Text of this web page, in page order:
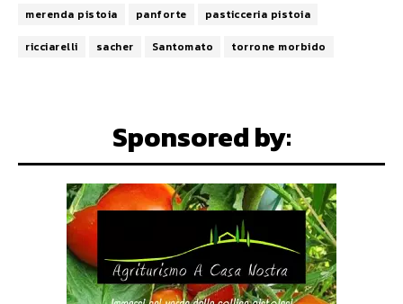
merenda pistoia
panforte
pasticceria pistoia
ricciarelli
sacher Santomato torrone morbido
Sponsored by: